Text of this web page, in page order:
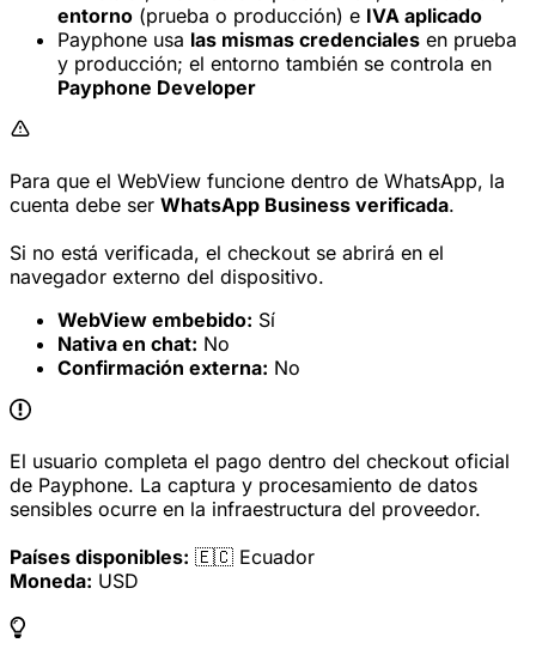
entorno (prueba o producción) e IVA aplicado
Payphone usa las mismas credenciales en prueba
y producción; el entorno también se controla en
Payphone Developer
Para que el WebView funcione dentro de WhatsApp, la
cuenta debe ser WhatsApp Business verificada.
Si no está verificada, el checkout se abrirá en el
navegador externo del dispositivo.
WebView embebido: Sí
Nativa en chat: No
Confirmación externa: No
El usuario completa el pago dentro del checkout oficial
de Payphone. La captura y procesamiento de datos
sensibles ocurre en la infraestructura del proveedor.
Países disponibles: 🇪🇨 Ecuador
Moneda: USD